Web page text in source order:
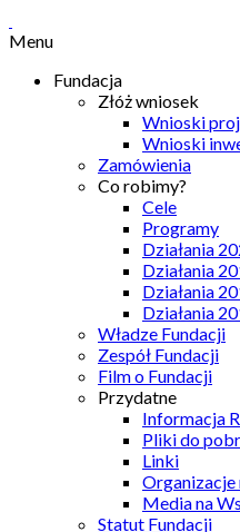
Menu
Fundacja
Złóż wniosek
Wnioski
Wnioski
Zamówienia
Co robimy?
Cele
Programy
Działania
Działania
Działania
Działania
Władze Fundacji
Zespół Fundacji
Film o Fundacji
Przydatne
Informacja
Pliki do
Linki
Organizacje
Media na
Statut Fundacji